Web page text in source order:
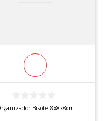
Bisote 8x8x8cm